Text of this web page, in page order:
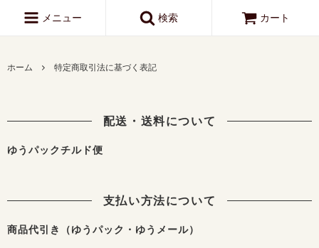
メニュー 検索 カート
ホーム 特定商取引法に基づく表記
配送・送料について
ゆうパックチルド便
支払い方法について
商品代引き（ゆうパック・ゆうメール）